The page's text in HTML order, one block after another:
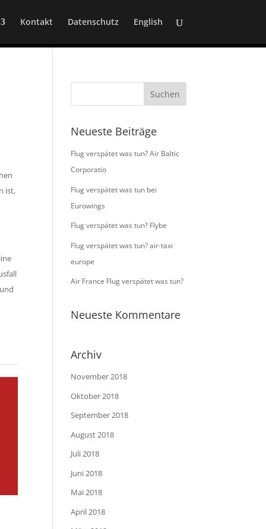
Kontakt Datenschutz English
ist,
Neueste Beiträge
Flug verspätet was tun? Air Baltic
Corporatio
Flug verspätet was tun bei
Eurowings
Flug verspätet was tun? Flybe
Flug verspätet was tun? air-taxi
europe
Air France Flug verspätet was tun?
Neueste Kommentare
Archiv
November 2018
Oktober 2018
September 2018
August 2018
Juli 2018
Juni 2018
Mai 2018
April 2018